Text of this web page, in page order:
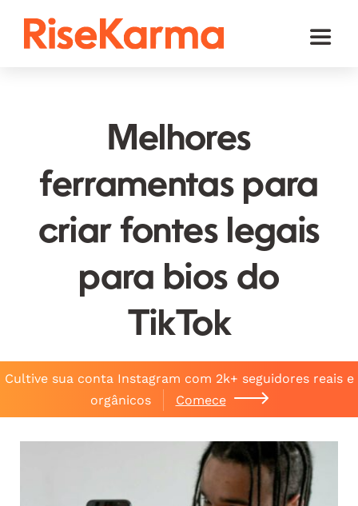
Toggle
YouTube
Twitter (𝕏)
Outros
Melhores
ferramentas para
criar fontes legais
para bios do
TikTok
Cultive sua conta Instagram com 2k+ seguidores reais e
orgânicos
Comece